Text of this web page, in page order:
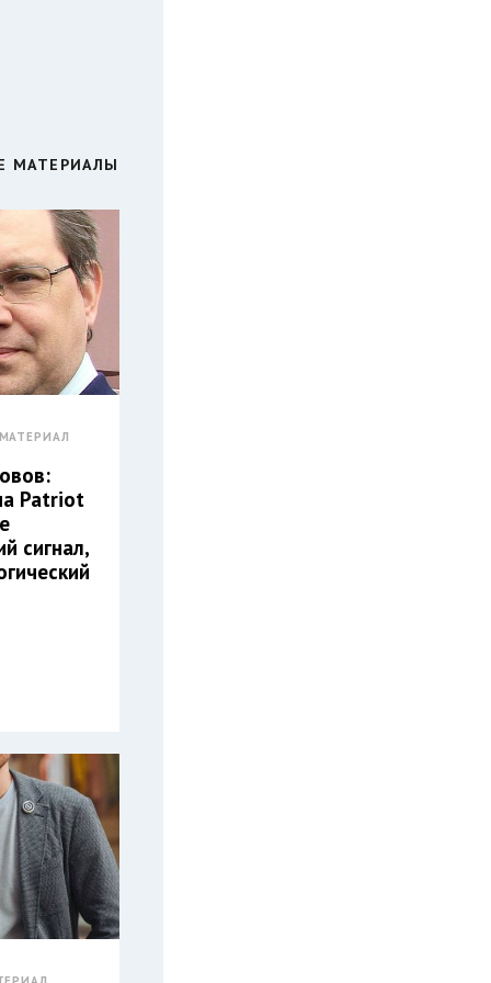
МАТЕРИАЛЫ
МАТЕРИАЛ
Patriot
сигнал,